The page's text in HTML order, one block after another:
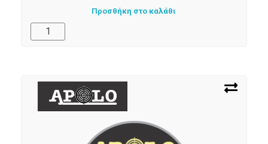
Προσθήκη στο καλάθι